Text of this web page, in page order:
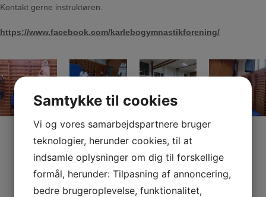
Kontakt gerne instruktøren.
https://www.facebook.com/karlebogymnastikforening/
Samtykke til cookies
Vi og vores samarbejdspartnere bruger
teknologier, herunder cookies, til at
indsamle oplysninger om dig til forskellige
formål, herunder: Tilpasning af annoncering,
bedre brugeroplevelse, funktionalitet,